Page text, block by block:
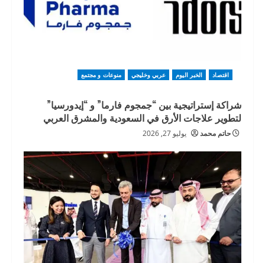
اقتصاد الخبر اليوم عربي وخليجي منوعات و مجتمع
شراكة إستراتيجية بين “جمجوم فارما” و “إيدورسيا”
لتطوير علاجات الأرق في السعودية والمشرق العربي
حاتم محمد يوليو 27, 2026